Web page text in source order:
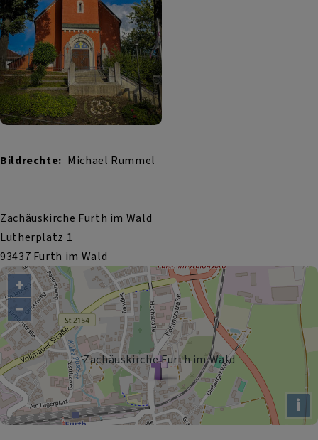
Bildrechte Michael Rummel
Zachäuskirche Furth im Wald
Lutherplatz 1
93437 Furth im Wald
Zachäuskirche Furth im Wald
+
−
i